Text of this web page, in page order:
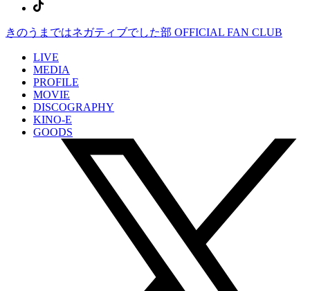
きのうまではネガティブでした部 OFFICIAL FAN CLUB
LIVE
MEDIA
PROFILE
MOVIE
DISCOGRAPHY
KINO-E
GOODS